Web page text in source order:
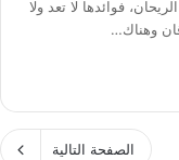
فوائدها لا تعد ولا
وهناك…
الصفحة التالية